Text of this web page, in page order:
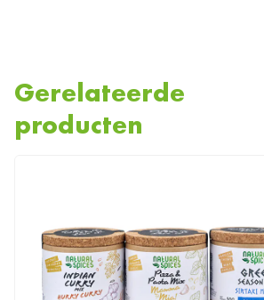
Gerelateerde
producten